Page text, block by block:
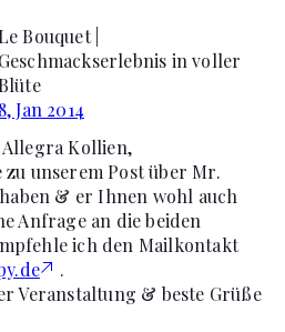
Bouquet |
Geschmackserlebnis in voller
8, Jan 2014
Allegra Kollien,
zu unserem Post über Mr.
& er Ihnen wohl auch
Anfrage an die beiden
ich den Mailkontakt
.
Veranstaltung & beste Grüße